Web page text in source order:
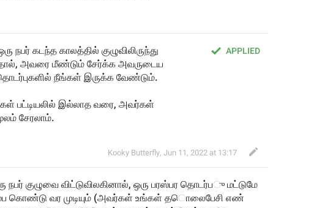
APPLIED
நபர் கடந்த காலத்தில் குழுவிலிருந்து
அவரை மீண்டும் சேர்க்க அவருடைய
நீங்கள் இருக்க வேண்டும்.
பட்டியலில் இல்லாத வரை, அவர்கள்
சேரலாம்.
Kooky Butterfly, Jun 11, 2022 at 13:17
நபர் குழுவை விட்டுவிலகினால், ஒரு பரஸ்பர தொடர்ப
ு மட்டுமே
கண்டு வர முடியும் (அவர்கள் உங்கள் த
ொலைபேசி எண